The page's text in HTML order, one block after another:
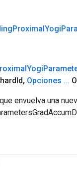
ProximalYogi
Yogi
Id, Opciones ...
envuelva una